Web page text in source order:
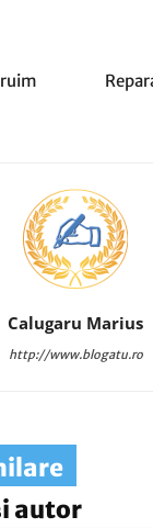
Calugaru Marius
http://www.blogatu.ro
autor